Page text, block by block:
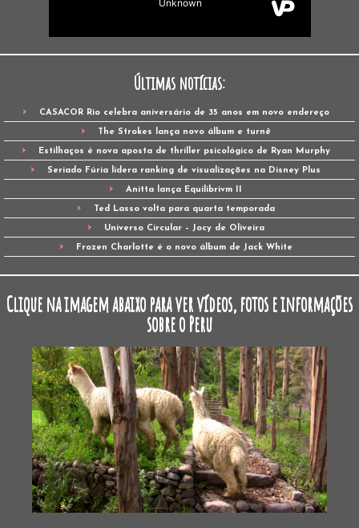
Últimas notícias:
CASACOR Rio celebra aniversário de 35 anos em novo endereço
The Strokes lança novo álbum e turnê
Estilhaços é nova aposta de thriller psicológico de Ryan Murphy
Seriado Fúria lidera ranking de visualizações na Disney Plus
Anitta lança Equilibrivm II
Ted Lasso volta para quarta temporada
Universo Circular – Jocy de Oliveira
Frozen Charlotte é o novo álbum de Jack White
Clique na imagem abaixo para ver vídeos, fotos e informações
sobre o Peru